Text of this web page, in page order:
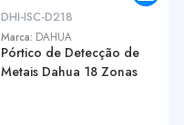
DHI-ISC-D218
Marca: DAHUA
Pórtico de Detecção de
Metais Dahua 18 Zonas